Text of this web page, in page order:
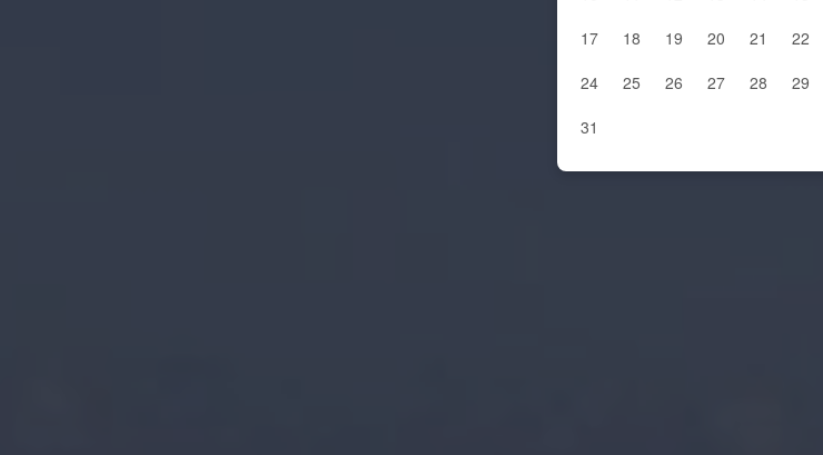
17
18 19 20 21 22
24
25 26 27 28 29
31